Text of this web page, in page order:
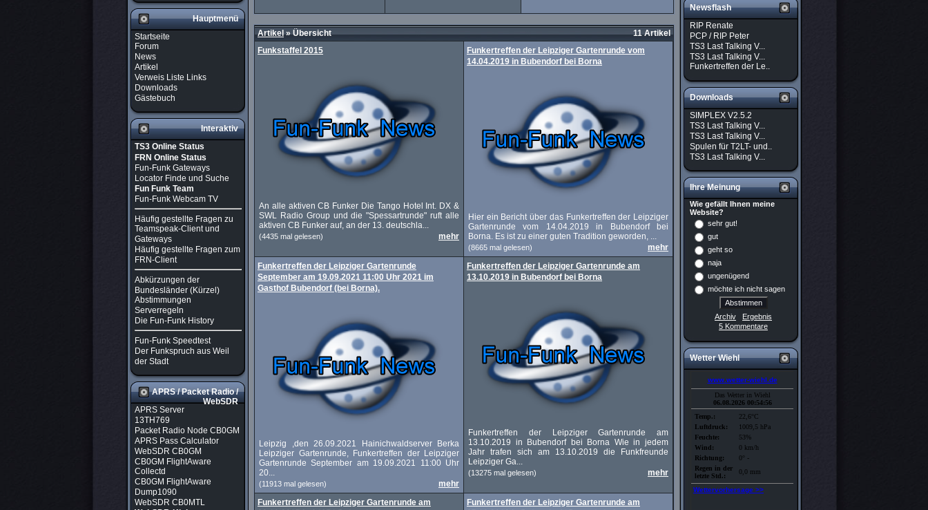
Hauptmenü
Startseite
Forum
News
Artikel
Verweis Liste Links
Downloads
Gästebuch
Interaktiv
TS3 Online Status
FRN Online Status
Fun-Funk Gateways
Locator Finde und Suche
Fun Funk Team
Fun-Funk Webcam TV
Häufig gestellte Fragen zu
Teamspeak-Client und
Gateways
Häufig gestellte Fragen zum
FRN-Client
Abkürzungen der
Bundesländer (Kürzel)
Abstimmungen
Serverregeln
Die Fun-Funk History
Fun-Funk Speedtest
Der Funkspruch aus Weil
der Stadt
APRS / Packet Radio /
WebSDR
APRS Server
13TH769
Packet Radio Node CB0GM
APRS Pass Calculator
WebSDR CB0GM
CB0GM FlightAware
Collectd
CB0GM FlightAware
Dump1090
WebSDR CB0MTL
Artikel»Übersicht
11 Artikel
Funkstaffel 2015
An alle aktiven CB Funker Die Tango Hotel Int. DX &
SWL Radio Group und die "Spessartrunde" ruft alle
aktiven CB Funker auf, an der 13. deutschla...
(4435 mal gelesen) mehr
Funkertreffen der Leipziger Gartenrunde vom
14.04.2019 in Bubendorf bei Borna
Hier ein Bericht über das Funkertreffen der Leipziger
Gartenrunde vom 14.04.2019 in Bubendorf bei
Borna. Es ist zu einer guten Tradition geworden, ...
(8665 mal gelesen)
mehr
Funkertreffen der Leipziger Gartenrunde
September am 19.09.2021 11:00 Uhr 2021 im
Gasthof Bubendorf (bei Borna).
Leipzig ,den 26.09.2021 Hainichwaldserver Berka
Leipziger Gartenrunde, Funkertreffen der Leipziger
Gartenrunde September am 19.09.2021 11:00 Uhr
20...
(11913 mal gelesen) mehr
Funkertreffen der Leipziger Gartenrunde am
13.10.2019 in Bubendorf bei Borna
Funkertreffen der Leipziger Gartenrunde am
13.10.2019 in Bubendorf bei Borna Wie in jedem
Jahr trafen sich am 13.10.2019 die Funkfreunde
Leipziger Ga...
(13275 mal gelesen) mehr
Funkertreffen der Leipziger Gartenrunde am
Funkertreffen der Leipziger Gartenrunde am
Newsflash
RIP Renate
PCP / RIP Peter
TS3 Last Talking V...
TS3 Last Talking V...
Funkertreffen der Le..
Downloads
SIMPLEX V2.5.2
TS3 Last Talking V...
TS3 Last Talking V...
Spulen für T2LT- und..
TS3 Last Talking V...
Ihre Meinung
Wie gefällt Ihnen meine
Website?
sehr gut!
gut
geht so
naja
ungenügend
möchte ich nicht sagen
Archiv
Ergebnis
5 Kommentare
Wetter Wiehl